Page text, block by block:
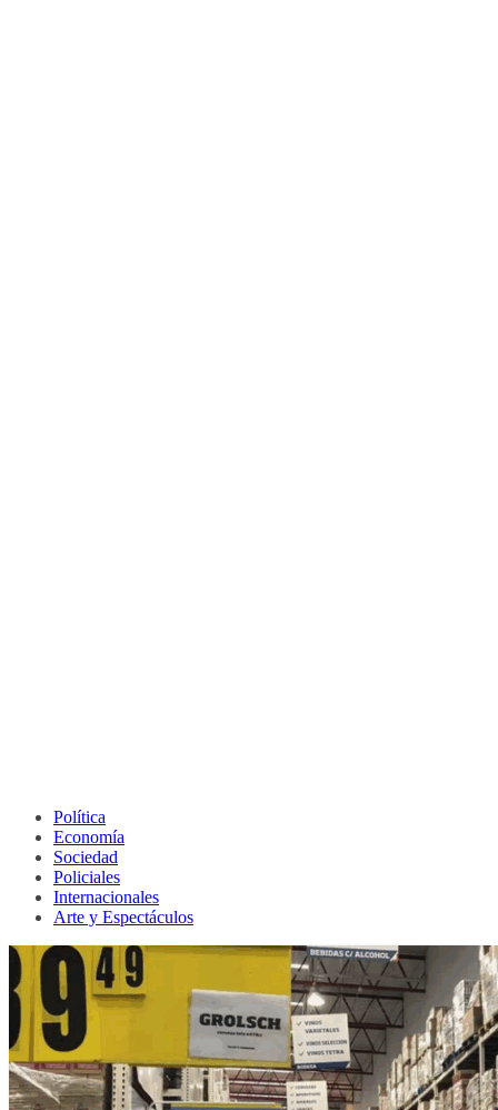
Política
Economía
Sociedad
Policiales
Internacionales
Arte y Espectáculos